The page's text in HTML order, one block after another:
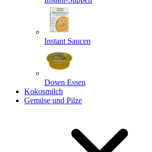
Instant Saucen
Dosen Essen
Kokosmilch
Gemüse und Pilze